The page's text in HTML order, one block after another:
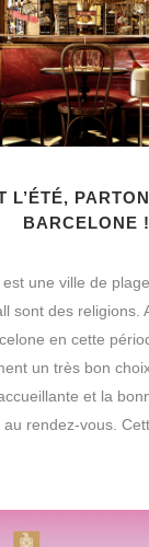
L’ÉTÉ,
BARCELONE !
est une ville de
sont des religions.
en cette
un très bon
et la
rendez-vous.